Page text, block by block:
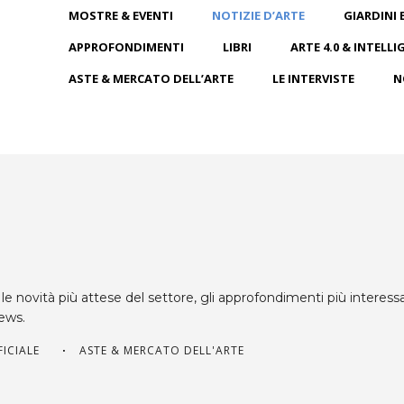
MOSTRE & EVENTI NOTIZIE D’ARTE
GIARDINI
APPROFONDIMENTI
LIBRI
ARTE 4.0 &
ASTE & MERCATO DELL’ARTE
LE INTERVISTE
novità più attese del settore, gli approfondimenti più
ASTE & MERCATO DELL'ARTE